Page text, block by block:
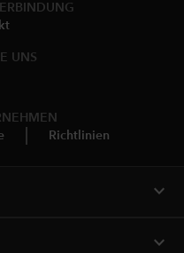
UNS
Richtlinien
expand_more
expand_more